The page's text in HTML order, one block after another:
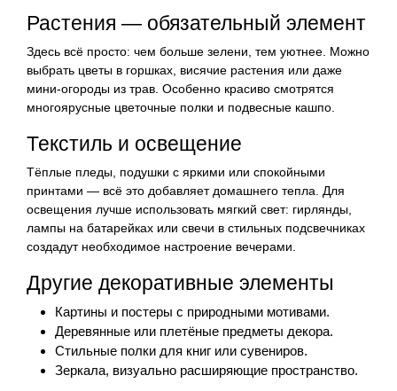
Растения — обязательный элемент
Здесь всё просто: чем больше зелени, тем уютнее. Можно
выбрать цветы в горшках, висячие растения или даже
мини-огороды из трав. Особенно красиво смотрятся
многоярусные цветочные полки и подвесные кашпо.
Текстиль и освещение
Тёплые пледы, подушки с яркими или спокойными
принтами — всё это добавляет домашнего тепла. Для
освещения лучше использовать мягкий свет: гирлянды,
лампы на батарейках или свечи в стильных подсвечниках
создадут необходимое настроение вечерами.
Другие декоративные элементы
Картины и постеры с природными мотивами.
Деревянные или плетёные предметы декора.
Стильные полки для книг или сувениров.
Зеркала, визуально расширяющие пространство.